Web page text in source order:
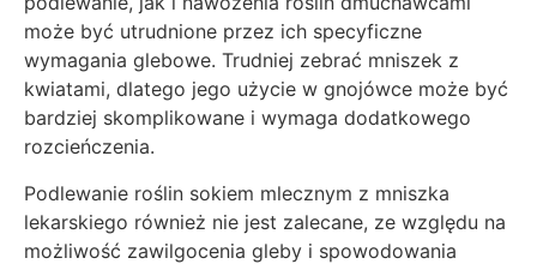
może być utrudnione przez ich specyficzne
wymagania glebowe. Trudniej zebrać mniszek z
kwiatami, dlatego jego użycie w gnojówce może być
bardziej skomplikowane i wymaga dodatkowego
rozcieńczenia.
Podlewanie roślin sokiem mlecznym z mniszka
lekarskiego również nie jest zalecane, ze względu na
możliwość zawilgocenia gleby i spowodowania